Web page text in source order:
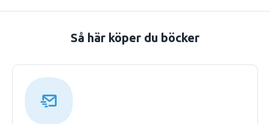
Så här köper du böcker